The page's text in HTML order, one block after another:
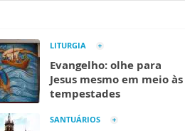
LITURGIA
Evangelho: olhe para
Jesus mesmo em meio às
tempestades
SANTUÁRIOS